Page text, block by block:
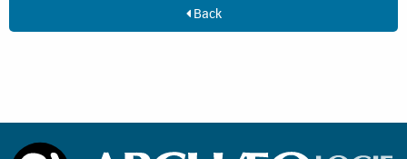
Back